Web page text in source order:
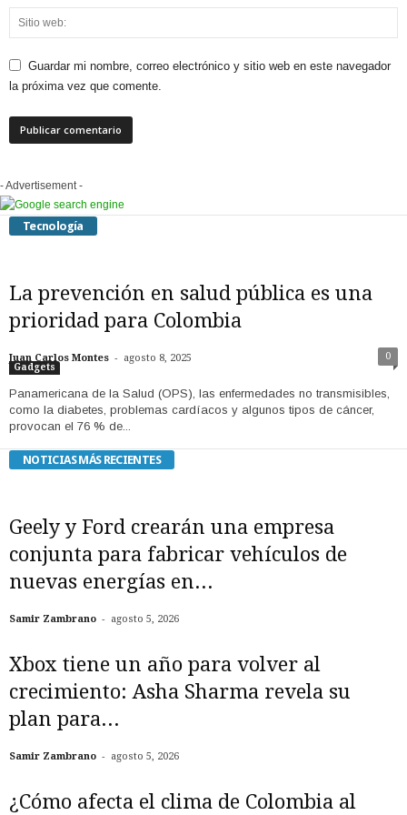
Guardar mi nombre, correo electrónico y sitio web en este navegador
la próxima vez que comente.
- Advertisement -
Tecnología
La prevención en salud pública es una
prioridad para Colombia
Juan Carlos Montes - agosto 8, 2025 0
Gadgets
Panamericana de la Salud (OPS), las enfermedades no transmisibles,
como la diabetes, problemas cardíacos y algunos tipos de cáncer,
provocan el 76 % de...
NOTICIAS MÁS RECIENTES
Geely y Ford crearán una empresa
conjunta para fabricar vehículos de
nuevas energías en...
Samir Zambrano - agosto 5, 2026
Xbox tiene un año para volver al
crecimiento: Asha Sharma revela su
plan para...
Samir Zambrano - agosto 5, 2026
¿Cómo afecta el clima de Colombia al